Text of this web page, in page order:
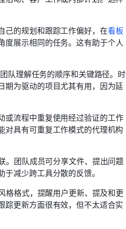
己的规划和跟踪工作偏好，在看板
度展示相同的任务。这有助于个人
队理解任务的顺序和关键路径。时
期为驱动的项目尤其有用，因为延
或流程中重复使用经过验证的工作
对具有可重复工作模式的代理机构
。团队成员可分享文件、提出问题
减少跨工具分散的反馈。
格格式，提醒用户更新、提及和更
踪更新方面很有效，但不太适合实